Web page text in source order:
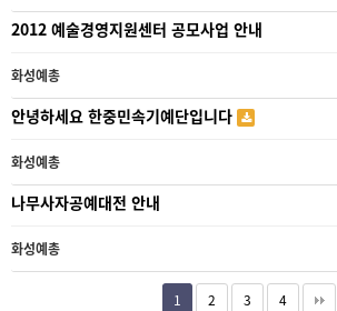
2012 예술경영지원센터 공모사업 안내
화성예총
안녕하세요 한중민속기예단입니다
화성예총
나무사자공예대전 안내
화성예총
1 2 3 4